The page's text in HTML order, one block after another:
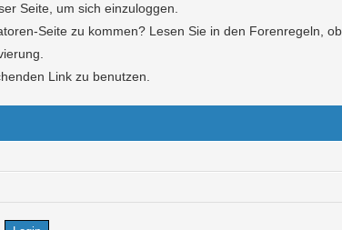
Seite, um sich einzuloggen.
Seite zu kommen? Lesen Sie in den Forenregeln,
Link zu benutzen.